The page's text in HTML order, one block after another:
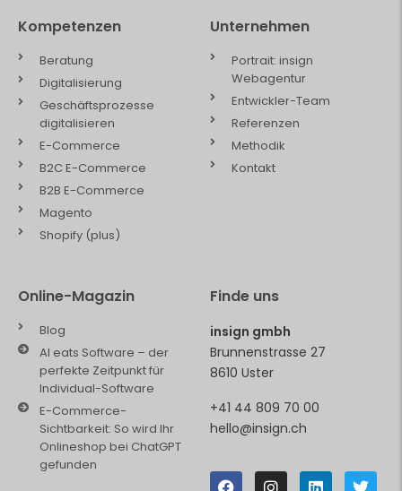
Kompetenzen
Beratung
Digitalisierung
Geschäftsprozesse
digitalisieren
E-Commerce
B2C E-Commerce
B2B E-Commerce
Magento
Shopify (plus)
Unternehmen
Portrait: insign
Webagentur
Entwickler-Team
Referenzen
Methodik
Kontakt
Online-Magazin
Blog
AI eats Software – der
perfekte Zeitpunkt für
Individual-Software
E-Commerce-
Sichtbarkeit: So wird Ihr
Onlineshop bei ChatGPT
gefunden
Finde uns
insign gmbh
Brunnenstrasse 27
8610 Uster
+41 44 809 70 00
hello@insign.ch